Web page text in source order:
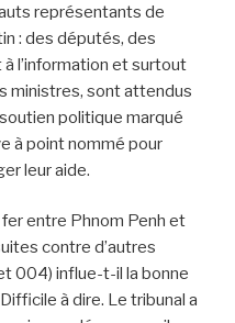
représentants de
: des députés, des
l’information et surtout
ministres, sont attendus
soutien politique marqué
à point nommé pour
leur aide.
entre Phnom Penh et
contre d’autres
004) influe-t-il la bonne
à dire. Le tribunal a